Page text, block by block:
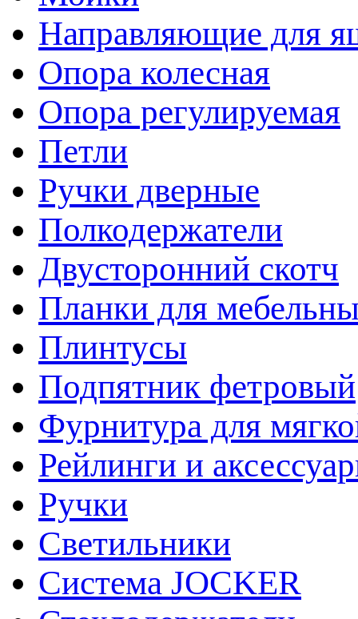
Направляющие для
Опора колесная
Опора регулируемая
Петли
Ручки дверные
Полкодержатели
Двусторонний скотч
Планки для
Плинтусы
Подпятник фетровый
Фурнитура для
Рейлинги и
Ручки
Светильники
Система JOCKER